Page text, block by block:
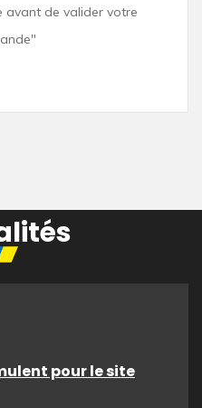
avant de valider votre
pour le site